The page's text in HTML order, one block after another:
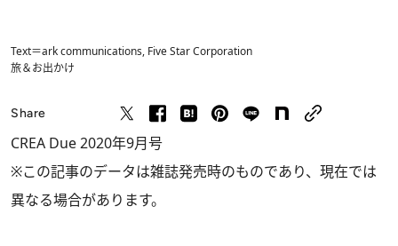
Text＝ark communications, Five Star Corporation
旅＆お出かけ
Share
CREA Due 2020年9月号
※この記事のデータは雑誌発売時のものであり、現在では
異なる場合があります。